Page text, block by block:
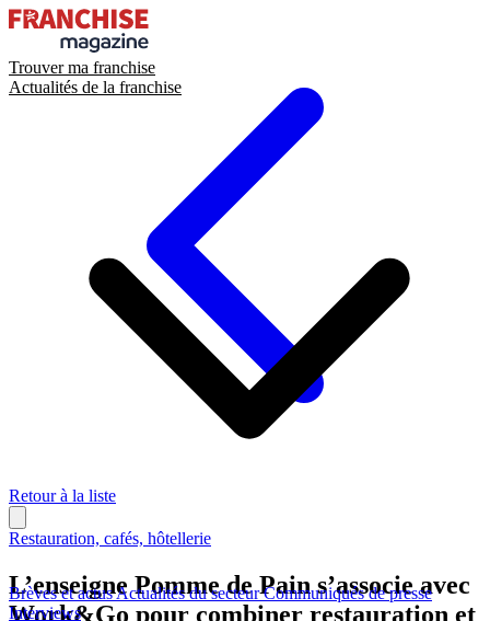
Trouver ma franchise
Actualités de la franchise
Brèves et actusActualités du secteurCommuniqués de presse
Interviews
Retour à la liste
Restauration, cafés, hôtellerie
L’enseigne Pomme de Pain s’associe avec
Work&Go pour combiner restauration et